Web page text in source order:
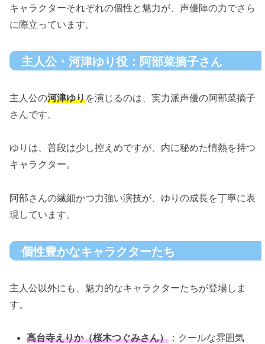
キャラクターそれぞれの個性と魅力が、声優陣の力でさら
に際立っています。
主人公・河津ゆり役：阿部菜摘子さん
主人公の河津ゆりを演じるのは、実力派声優の阿部菜摘子
さんです。
ゆりは、普段は少し控えめですが、内に秘めた情熱を持つ
キャラクター。
阿部さんの繊細かつ力強い演技が、ゆりの成長を丁寧に表
現しています。
個性豊かなキャラクターたち
主人公以外にも、魅力的なキャラクターたちが登場しま
す。
高台寺えりか（桜木つぐみさん） ：クールな雰囲気